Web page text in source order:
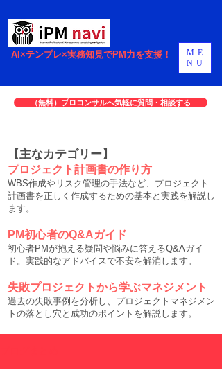
AI×テンプレ×実務知見でPM力を支援！
ME
NU
（無料）プロコンサルへ気軽に質問・相談する
【主なカテゴリー】
プロジェクト計画書の作り方
WBS作成やリスク管理の手法など、プロジェクト
計画書を正しく作成するための基本と実践を解説し
ます。
PM初心者のQ&Aガイド
初心者PMが抱える疑問や悩みに答えるQ&Aガイ
ド。実践的なアドバイスで不安を解消します。
失敗プロジェクトから学ぶマネジメント
過去の失敗事例を分析し、プロジェクトマネジメン
トの落とし穴と成功のポイントを解説します。